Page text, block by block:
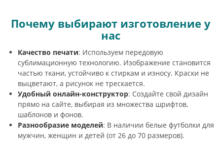
Почему выбирают изготовление у
нас
Качество печати: Используем передовую
сублимационную технологию. Изображение становится
частью ткани, устойчиво к стиркам и износу. Краски не
выцветают, а рисунок не трескается.
Удобный онлайн-конструктор: Создайте свой дизайн
прямо на сайте, выбирая из множества шрифтов,
шаблонов и фонов.
Разнообразие моделей: В наличии белые футболки для
мужчин, женщин и детей (от 26 до 70 размеров).